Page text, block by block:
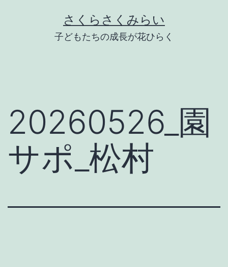
さくらさくみらい
子どもたちの成長が花ひらく
20260526_園
サポ_松村